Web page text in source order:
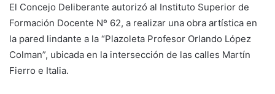
El Concejo Deliberante autorizó al Instituto Superior de
Formación Docente Nº 62, a realizar una obra artística en
la pared lindante a la “Plazoleta Profesor Orlando López
Colman”, ubicada en la intersección de las calles Martín
Fierro e Italia.